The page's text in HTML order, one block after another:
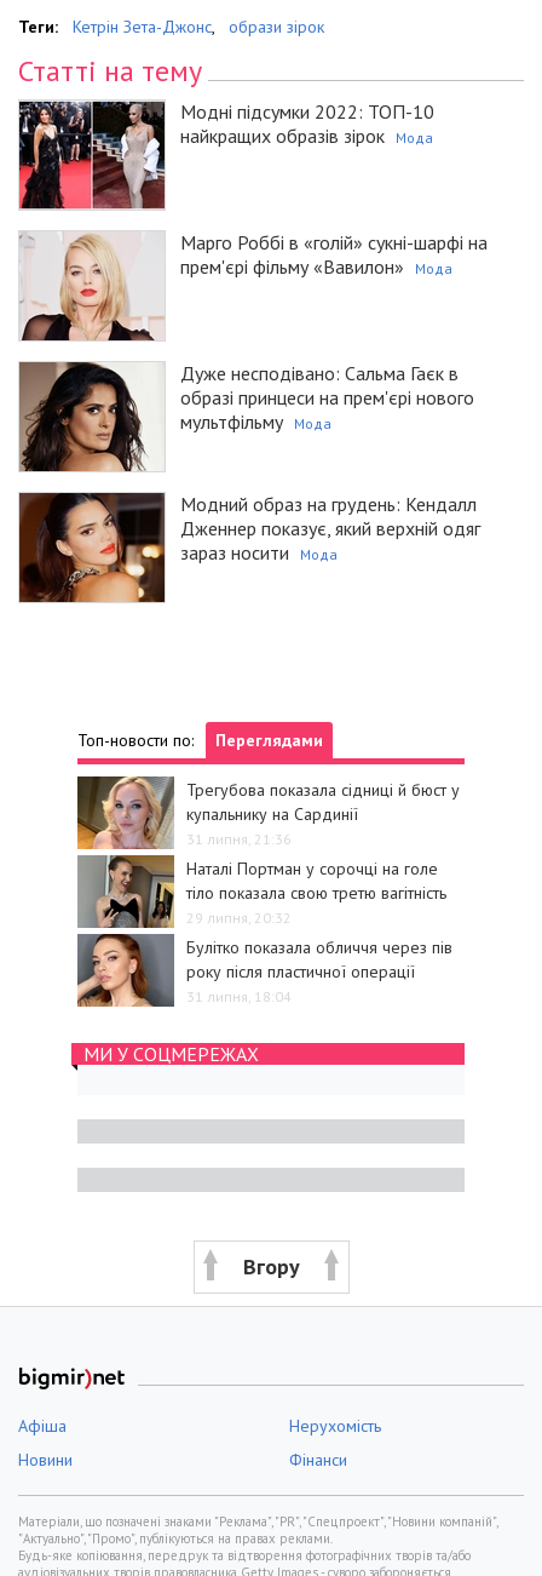
Теги: Кетрін Зета-Джонс, образи зірок
Статті на тему
Модні підсумки 2022: ТОП-10
найкращих образів зірок
Мода
Марго Роббі в «голій» сукні-шарфі на
прем'єрі фільму «Вавилон»
Мода
Дуже несподівано: Сальма Гаєк в
образі принцеси на прем'єрі нового
мультфільму
Мода
Модний образ на грудень: Кендалл
Дженнер показує, який верхній одяг
зараз носити
Мода
Топ-новости по: Переглядами
Трегубова показала сідниці й бюст у
купальнику на Сардинії
31 липня, 21:36
Наталі Портман у сорочці на голе
тіло показала свою третю вагітність
29 липня, 20:32
Булітко показала обличчя через пів
року після пластичної операції
31 липня, 18:04
МИ У СОЦМЕРЕЖАХ
Вгору
Афіша
Нерухомість
Новини
Фінанси
Матеріали, що позначені знаками "Реклама", "PR", "Спецпроект", "Новини компаній",
"Актуально", "Промо", публікуються на правах реклами.
Будь-яке копіювання, передрук та відтворення фотографічних творів та/або
аудіовізуальних творів правовласника Getty Images - суворо забороняється.